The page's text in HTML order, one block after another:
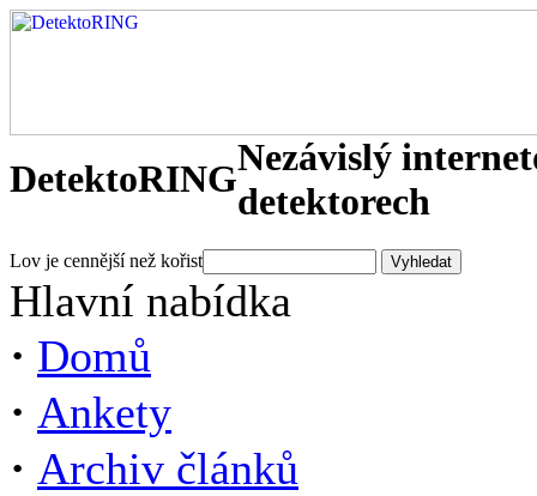
DetektoRINGNezávislý
detektorech
Lov je cennější než kořist
Hlavní nabídka
· Domů
· Ankety
· Archiv článků